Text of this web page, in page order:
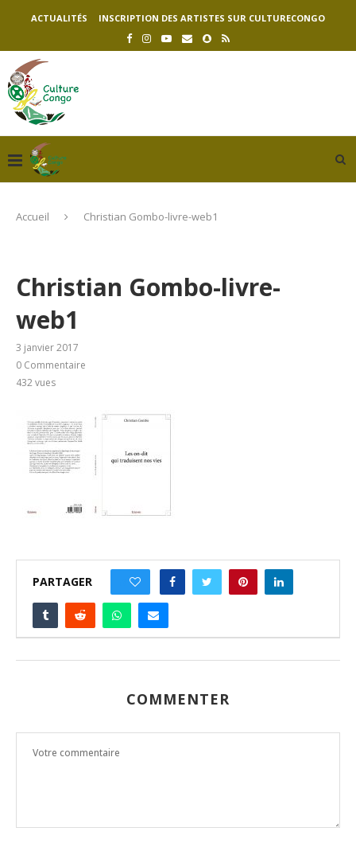
ACTUALITÉS INSCRIPTION DES ARTISTES SUR CULTURECONGO
Accueil Christian Gombo-livre-web1
Christian Gombo-livre-
web1
3 janvier 2017
0 Commentaire
432vues
PARTAGER
COMMENTER